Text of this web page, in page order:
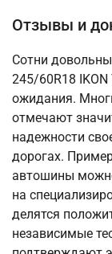
Отзывы и
Сотни
245/60R18 IKON
ожидания.
отмечают
надежности
дорогах.
автошины
на
делятся
независимые